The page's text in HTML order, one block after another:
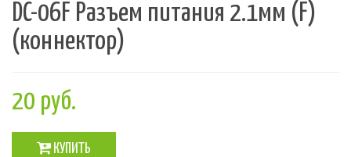
DC-06F Разъем питания 2.1мм (F)
(коннектор)
20 руб.
КУПИТЬ